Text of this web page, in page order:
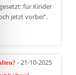
für Kinder
jetzt vorbei“.
- 21-10-2025